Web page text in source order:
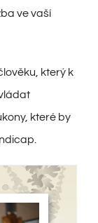
ve vaší
který k
které by